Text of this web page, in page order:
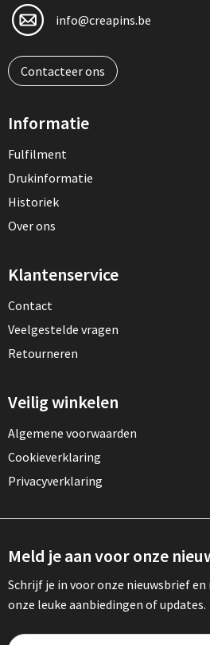
info@creapins.be
Contacteer ons
Informatie
Fulfilment
Drukinformatie
Historiek
Over ons
Klantenservice
Contact
Veelgestelde vragen
Retourneren
Veilig winkelen
Algemene voorwaarden
Cookieverklaring
Privacyverklaring
Meld je aan voor onze
Schrijf je in voor onze nieuwsbrief
onze leuke aanbiedingen of updates.